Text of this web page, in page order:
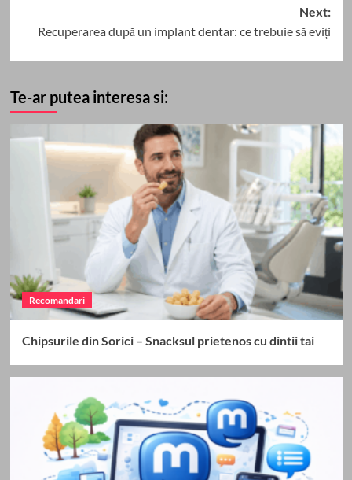
Next:
Recuperarea după un implant dentar: ce trebuie să eviți
Te-ar putea interesa si:
Recomandari
Chipsurile din Sorici – Snacksul prietenos cu dintii tai